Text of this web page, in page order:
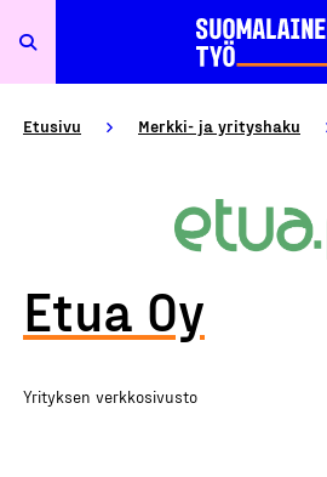
Etusivu Merkki- ja yrityshaku
Etua Oy
Yrityksen verkkosivusto